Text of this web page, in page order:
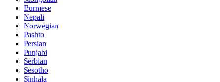
Burmese
Nepali
Norwegian
Pashto
Persian
Punjabi
Serbian
Sesotho
Sinhala